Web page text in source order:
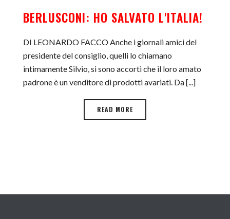
BERLUSCONI: HO SALVATO L'ITALIA!
DI LEONARDO FACCO Anche i giornali amici del
presidente del consiglio, quelli lo chiamano
intimamente Silvio, si sono accorti che il loro amato
padrone è un venditore di prodotti avariati. Da [...]
READ MORE